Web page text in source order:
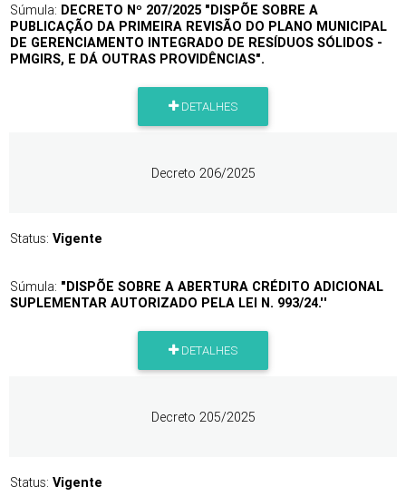
Súmula: DECRETO Nº 207/2025 "DISPÕE SOBRE A
PUBLICAÇÃO DA PRIMEIRA REVISÃO DO PLANO MUNICIPAL
DE GERENCIAMENTO INTEGRADO DE RESÍDUOS SÓLIDOS -
PMGIRS, E DÁ OUTRAS PROVIDÊNCIAS".
DETALHES
Decreto 206/2025
Status: Vigente
Súmula: "DISPÕE SOBRE A ABERTURA CRÉDITO ADICIONAL
SUPLEMENTAR AUTORIZADO PELA LEI N. 993/24.''
DETALHES
Decreto 205/2025
Status: Vigente